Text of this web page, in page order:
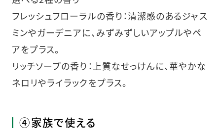
フレッシュフローラルの香り：清潔感のあるジャス
ミンやガーデニアに、みずみずしいアップルやペ
アをプラス。
リッチソープの香り：上質なせっけんに、華やかな
ネロリやライラックをプラス。
④家族で使える